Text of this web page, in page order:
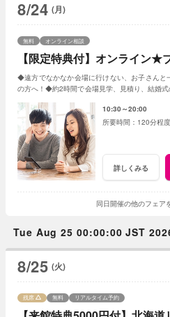
8/24 (月)
【限定特典付】オンライン★
無料 オンライン相談
◆遠方でなかなか会場に行けない、お子さんと
の方へ！◆約2時間で会場見学、見積り、結婚
10:30～20:00
120分程度
詳しくみる
同日開催の他のフェア
Tue Aug 25 00:00:00 JST
8/25 (火)
残席 無料 リアルタイム予約